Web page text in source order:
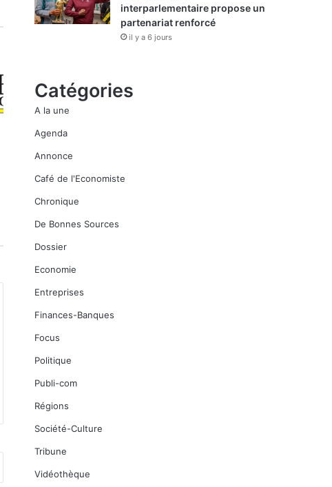
interparlementaire propose un
partenariat renforcé
il y a 6 jours
Catégories
A la une
Agenda
Annonce
Café de l'Economiste
Chronique
De Bonnes Sources
Dossier
Economie
Entreprises
Finances-Banques
Focus
Politique
Publi-com
Régions
Société-Culture
Tribune
Vidéothèque